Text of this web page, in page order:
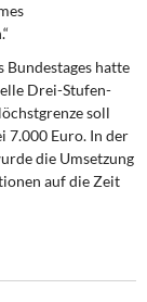
hatte
Drei-Stufen-
soll
7.000 Euro. In der
die Umsetzung
auf die Zeit